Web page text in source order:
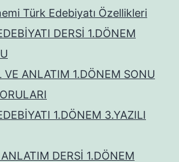
Türk Edebiyatı Özellikleri
DERSİ 1.DÖNEM
VE ANLATIM 1.DÖNEM SONU
1.DÖNEM 3.YAZILI
DERSİ 1.DÖNEM